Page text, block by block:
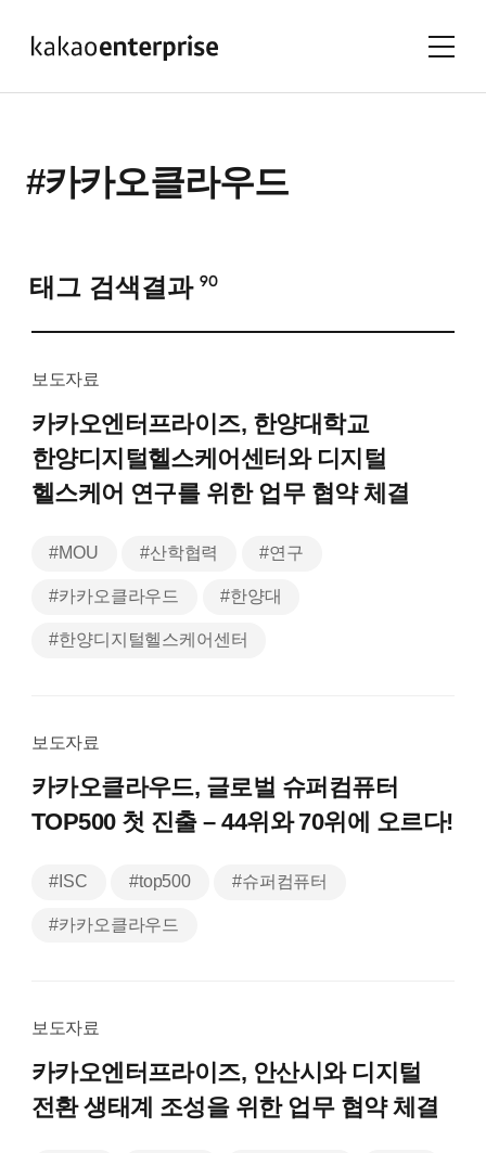
#카카오클라우드
태그 검색결과 90
보도자료
카카오엔터프라이즈, 한양대학교
한양디지털헬스케어센터와 디지털
헬스케어 연구를 위한 업무 협약 체결
#MOU #산학협력 #연구
#카카오클라우드 #한양대
#한양디지털헬스케어센터
보도자료
카카오클라우드, 글로벌 슈퍼컴퓨터
TOP500 첫 진출 – 44위와 70위에 오르다!
#ISC #top500 #슈퍼컴퓨터
#카카오클라우드
보도자료
카카오엔터프라이즈, 안산시와 디지털
전환 생태계 조성을 위한 업무 협약 체결